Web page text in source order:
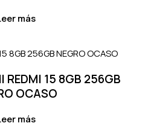
más
REDMI 15 8GB 256GB
OCASO
más